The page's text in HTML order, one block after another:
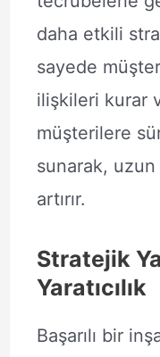
daha etkili
sayede
ilişkileri kurar
müşterilere
sunarak,
artırır.
Stratejik
Yaratıcılık
Başarılı bir